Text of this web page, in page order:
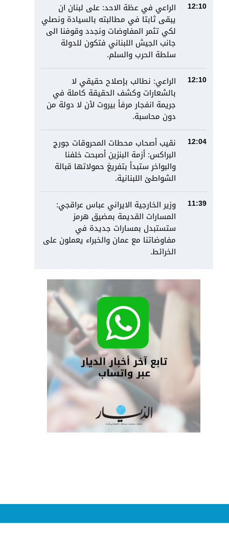
12:10
الراعي في عظة الاحد: على لبنان ان
يبقى ثابتا في مطالبته بالسيادة ونصلي
لكي تثمر المفاوضات ونجدد وقوفنا الى
جانب الجيش اللبناني فتكون للدولة
سلطة الحرب والسلم.
12:10
الراعي: نطالب بإصلاح حقيقي لا
بالشعارات وكشف الحقيقة كاملة في
جريمة انفجار مرفأ بيروت لأن لا دولة من
دون محاسبة.
12:04
نقيب أصحاب محطات المحروقات جورج
البراكس: أزمة البنزين أصبحت خلفنا
والبواخر ستبدأ بتفريغ حمولاتها قبالة
الشواطئ اللبنانية.
11:39
وزير الخارجية الايراني عباس عراقجي:
المسارات القديمة بمضيق هرمز
ستستبدل بمسارات جديدة في
مفاوضاتنا مع عمان والخبراء يعملون على
الخرائط.